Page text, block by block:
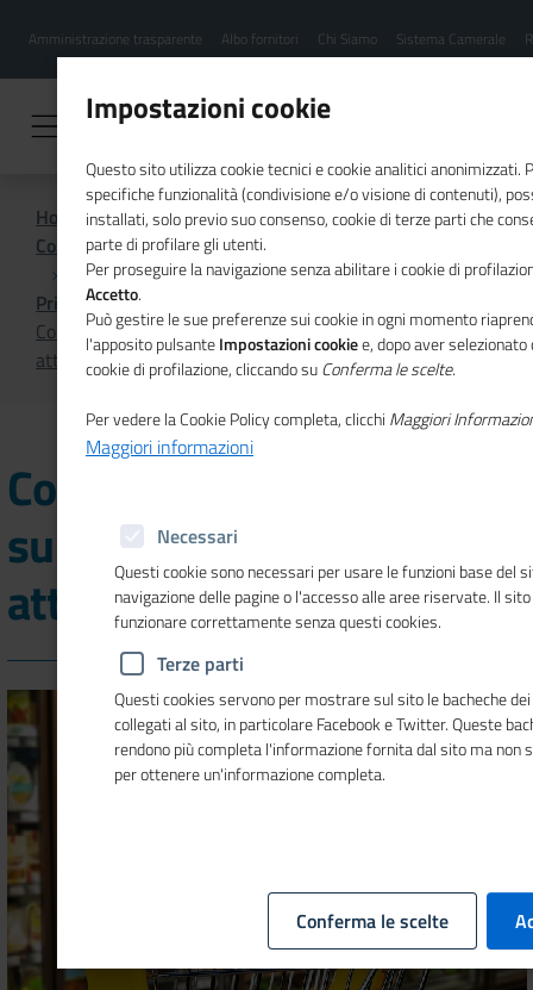
contenuto
Menu
hamburgher
Amministrazione trasparente Albo fornitori Chi Siamo Sistema Camerale
Home
Comunicazione istituzionale per il sistema camerale
Primo Piano
Coronavirus, nuove norme su aperture e chiusure
attivita'
Coronavirus, nuove norme
su aperture e chiusure
attivita'
Impostazioni cookie
Questo sito utilizza cookie tecnici e cookie analitici anonimizzati.
specifiche funzionalità (condivisione e/o visione di contenuti),
installati, solo previo suo consenso, cookie di terze parti che
parte di profilare gli utenti.
Per proseguire la navigazione senza abilitare i cookie di
Accetto.
Può gestire le sue preferenze sui cookie in ogni momento
l'apposito pulsanteImpostazioni cookiee, dopo aver
cookie di profilazione, cliccando suConferma le scelte.
Per vedere la Cookie Policy completa, clicchi Maggiori
Maggiori informazioni
Necessari
Questi cookie sono necessari per usare le funzioni base del
navigazione delle pagine o l'accesso alle aree riservate. Il
funzionare correttamente senza questi cookies.
Terze parti
Questi cookies servono per mostrare sul sito le bacheche
collegati al sito, in particolare Facebook e Twitter. Queste
rendono più completa l'informazione fornita dal sito ma non
per ottenere un'informazione completa.
Conferma le scelte